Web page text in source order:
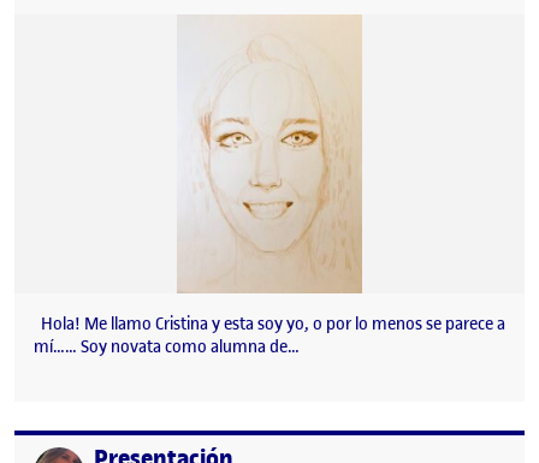
Hola! Me llamo Cristina y esta soy yo, o por lo menos se parece a
mí…… Soy novata como alumna de…
Publicado por